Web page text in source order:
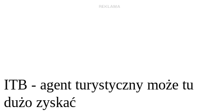
ITB - agent turystyczny może tu
dużo zyskać